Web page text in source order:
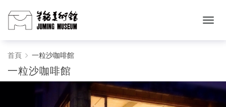
一
粒
首頁 一粒沙咖啡館
一粒沙咖啡館